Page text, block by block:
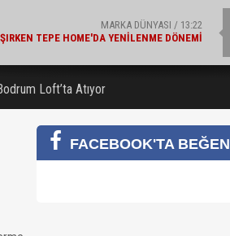
ŞIRKET HABERLERI / 13:19
'ÇEVRE ETIKETLI' ÜRÜNLER İÇIN İŞ
Loft’ta Atıyor
FACEBOOK'TA BEĞEN